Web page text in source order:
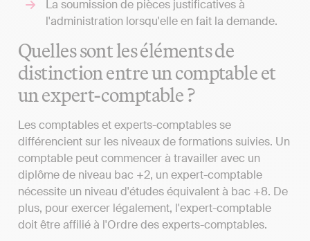
La soumission de pièces justificatives à
l'administration lorsqu'elle en fait la demande.
Quelles sont les éléments de
distinction entre un comptable et
un expert-comptable ?
Les comptables et experts-comptables se
différencient sur les niveaux de formations suivies. Un
comptable peut commencer à travailler avec un
diplôme de niveau bac +2, un expert-comptable
nécessite un niveau d'études équivalent à bac +8. De
plus, pour exercer légalement, l'expert-comptable
doit être affilié à l'Ordre des experts-comptables.